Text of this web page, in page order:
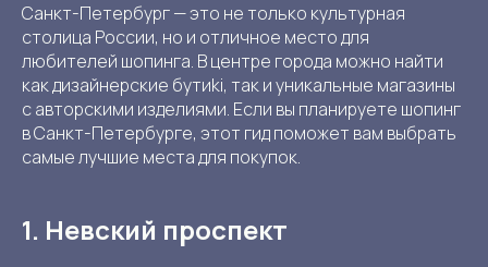
Санкт-Петербург — это не только культурная
столица России, но и отличное место для
любителей шопинга. В центре города можно найти
как дизайнерские бутиki, так и уникальные магазины
с авторскими изделиями. Если вы планируете шопинг
в Санкт-Петербурге, этот гид поможет вам выбрать
самые лучшие места для покупок.
1. Невский проспект